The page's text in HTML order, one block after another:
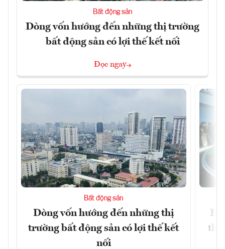
Bất động sản
Dòng vốn hướng đến những thị trường
bất động sản có lợi thế kết nối
Đọc ngay
Bất động sản
Dòng vốn hướng đến những thị
trường bất động sản có lợi thế kết
nối